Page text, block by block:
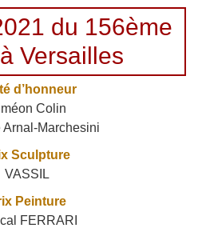
du 156ème
Versailles
d’honneur
Colin
Arnal-Marchesini
Sculpture
VASSIL
Peinture
FERRARI